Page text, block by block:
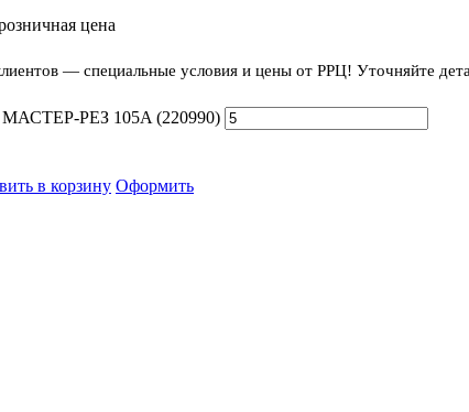
цена
— специальные условия и цены от РРЦ! Уточняйте
МАСТЕР-РЕЗ 105A (220990)
в корзину Оформить